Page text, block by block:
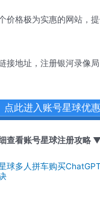
价格极为实惠的网站，
接地址，注册银河录像
点此进入账号星球优
查看账号星球注册攻略
球多人拼车购买